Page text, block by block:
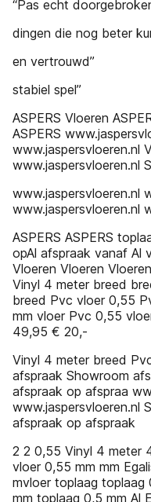
“Pas echt
dingen die nog beter
en vertrouwd”
stabiel spel”
ASPERS Vloeren
ASPERS
www.jaspersvloeren.nl
www.jaspersvloeren.nl
www.jaspersvloeren.nl
www.jaspersvloeren.nl
ASPERS ASPERS
opAl afspraak vanaf Al
Vloeren Vloeren
Vinyl 4 meter breed
breed Pvc vloer 0,55
mm vloer Pvc 0,55
49,95 € 20,-
Vinyl 4 meter breed
afspraak Showroom
afspraak op afspraa
www.jaspersvloeren.nl
afspraak op afspraak
2 2 0,55 Vinyl 4 meter
vloer 0,55 mm mm
mvloer toplaag toplaag
mm toplaag 0,5 mm Al